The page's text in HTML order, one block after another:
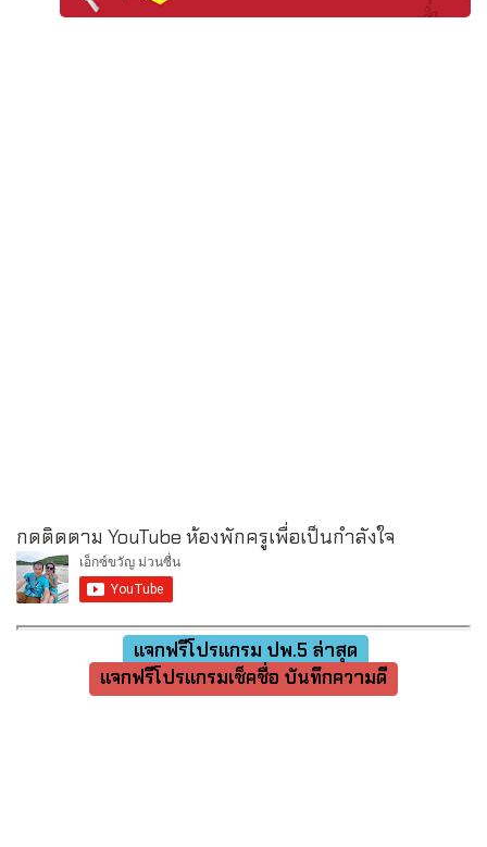
กดติดตาม YouTube ห้องพักครูเพื่อเป็นกำลังใจ
แจกฟรีโปรแกรม ปพ.5 ล่าสุด
แจกฟรีโปรแกรมเช็คชื่อ บันทึกความดี